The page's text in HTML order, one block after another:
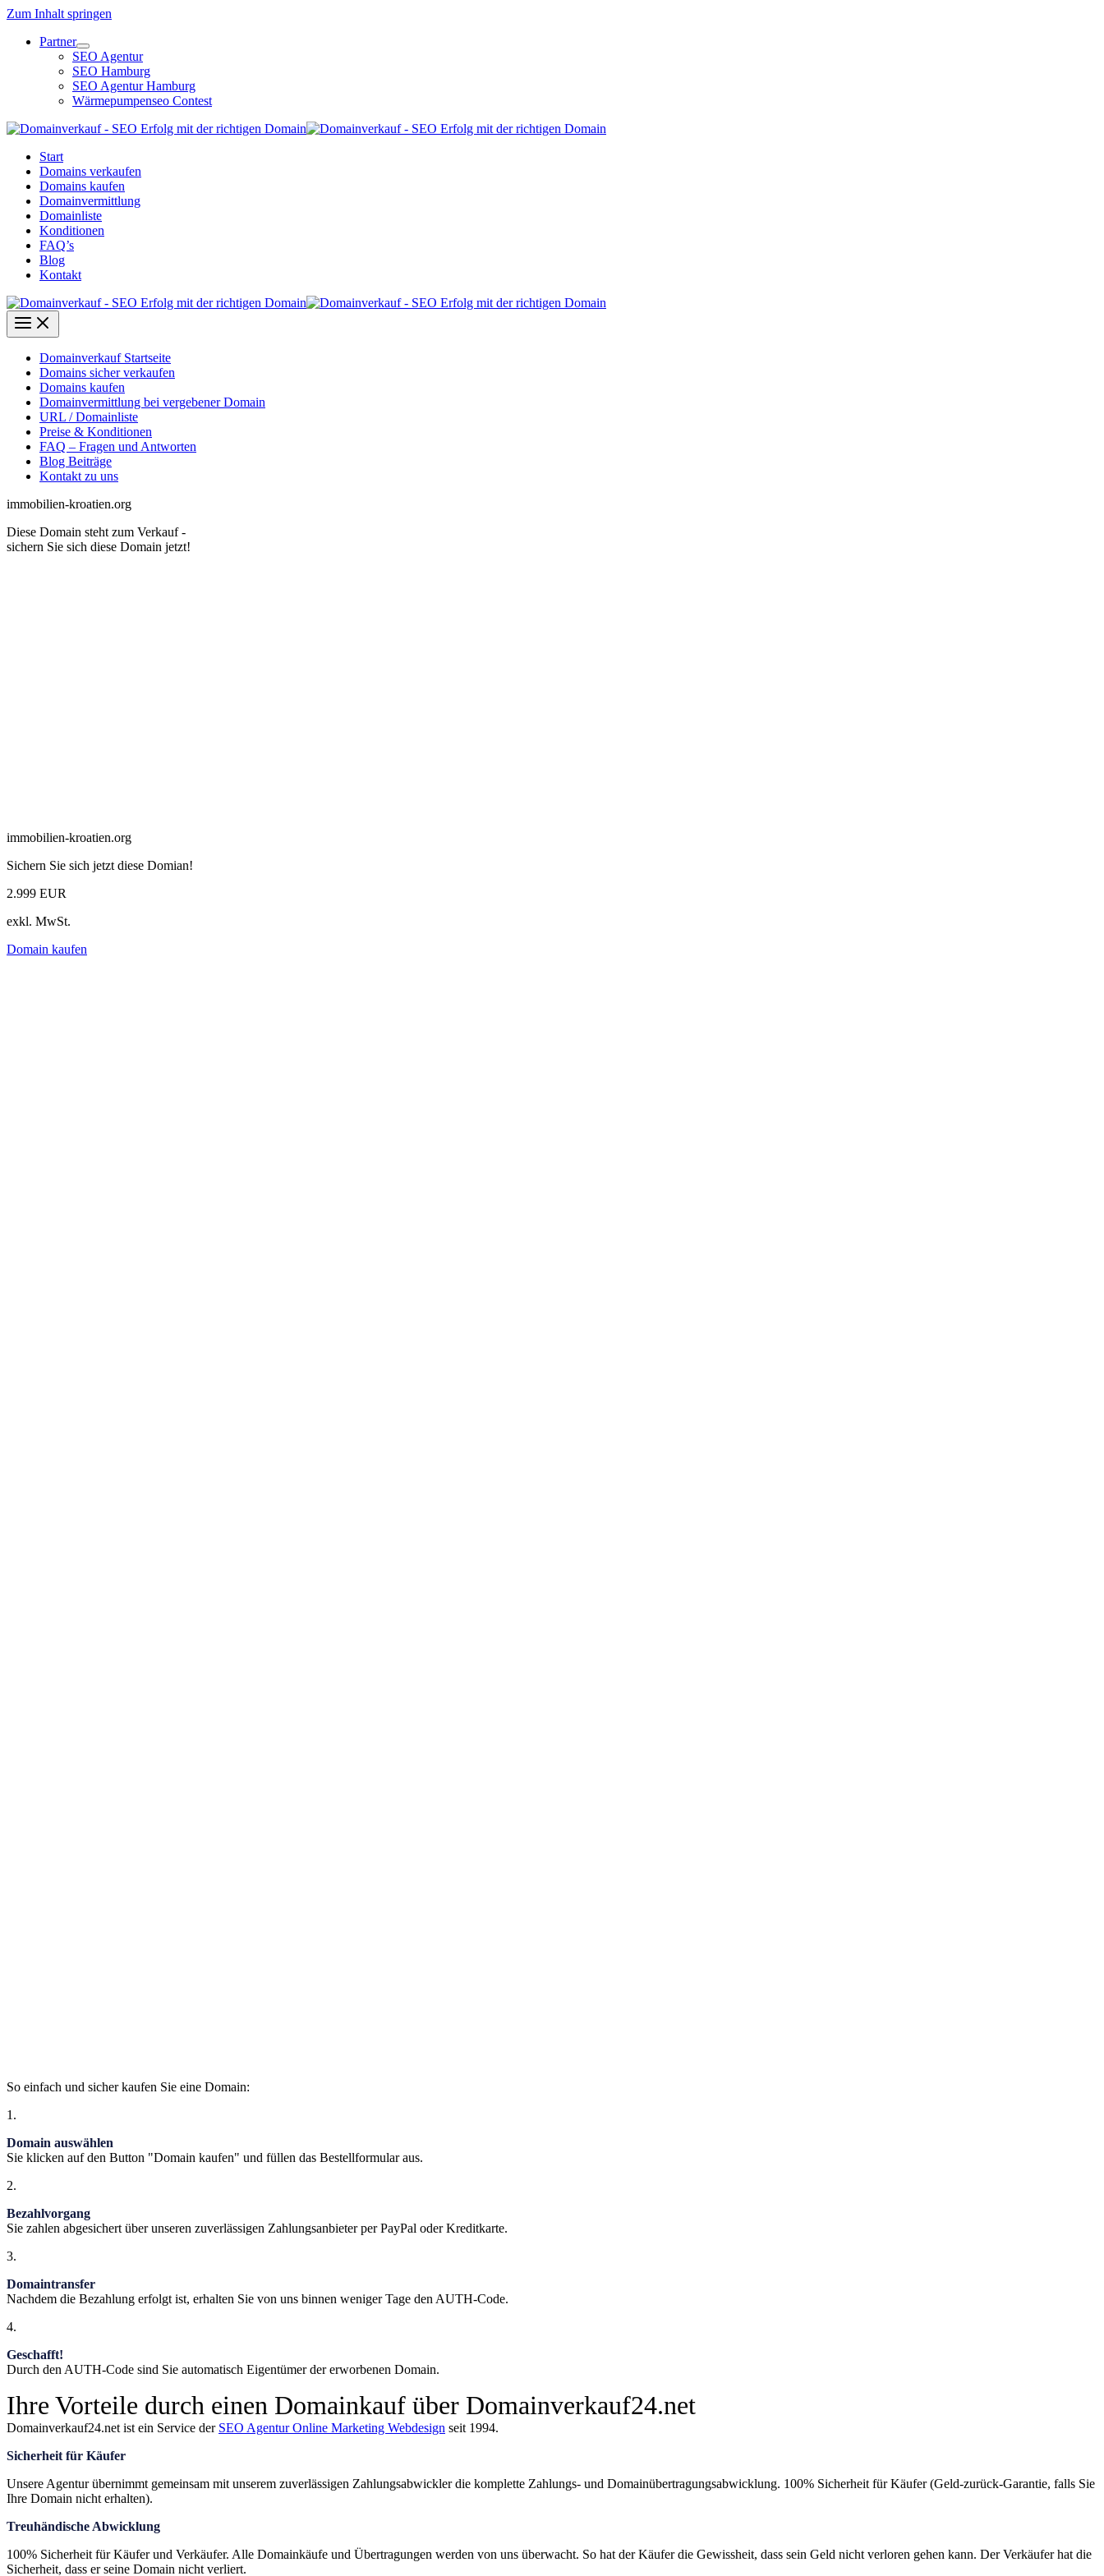
Zum Inhalt springen
Partner
SEO Agentur
SEO Hamburg
SEO Agentur Hamburg
Wärmepumpenseo Contest
Start
Domains verkaufen
Domains kaufen
Domainvermittlung
Domainliste
Konditionen
FAQ’s
Blog
Kontakt
Domainverkauf Startseite
Domains sicher verkaufen
Domains kaufen
Domainvermittlung bei vergebener Domain
URL / Domainliste
Preise & Konditionen
FAQ – Fragen und Antworten
Blog Beiträge
Kontakt zu uns
immobilien-kroatien.org
Diese Domain steht zum Verkauf -
sichern Sie sich diese Domain jetzt!
immobilien-kroatien.org
Sichern Sie sich jetzt diese Domian!
2.999 EUR
exkl. MwSt.
Domain kaufen
So einfach und sicher kaufen Sie eine Domain:
1.
Domain auswählen
Sie klicken auf den Button "Domain kaufen" und füllen das Bestellformular aus.
2.
Bezahlvorgang
Sie zahlen abgesichert über unseren zuverlässigen Zahlungsanbieter per PayPal oder Kreditkarte.
3.
Domaintransfer
Nachdem die Bezahlung erfolgt ist, erhalten Sie von uns binnen weniger Tage den AUTH-Code.
4.
Geschafft!
Durch den AUTH-Code sind Sie automatisch Eigentümer der erworbenen Domain.
Ihre Vorteile durch einen Domainkauf über Domainverkauf24.net
Domainverkauf24.net ist ein Service der SEO Agentur Online Marketing Webdesign seit 1994.
Sicherheit für Käufer
Unsere Agentur übernimmt gemeinsam mit unserem zuverlässigen Zahlungsabwickler die komplette Zahlungs- und Domainübertragungsabwicklung. 100% Sicherheit für Käufer (Geld-zurück-Garantie, falls Sie
Ihre Domain nicht erhalten).
Treuhändische Abwicklung
100% Sicherheit für Käufer und Verkäufer. Alle Domainkäufe und Übertragungen werden von uns überwacht. So hat der Käufer die Gewissheit, dass sein Geld nicht verloren gehen kann. Der Verkäufer hat die
Sicherheit, dass er seine Domain nicht verliert.